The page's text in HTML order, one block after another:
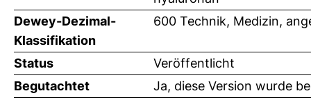
Dewey-Dezimal-
Klassifikation
600 Technik, Medizin,
Status
Veröffentlicht
Begutachtet
Ja, diese Version wurde